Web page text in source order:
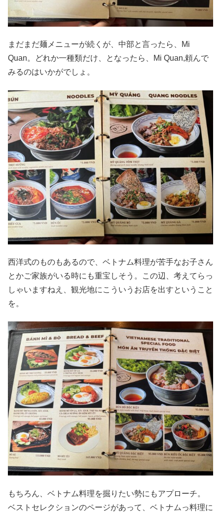
まだまだ麺メニューが続くが、中部と言ったら、Mi
Quan。どれか一種類だけ、となったら、Mi Quan,頼んで
みるのはいかがでしょ。
西洋式のものもあるので、ベトナム料理が苦手なお子さん
とかご家族がいる時にも重宝しそう。この辺、考えてらっ
しゃいますねえ、観光地にこういうお店を出すということ
を。
もちろん、ベトナム料理を掘りたい勢にもアプローチ。
ベストセレクションのページがあって、ベトナムっ料理に